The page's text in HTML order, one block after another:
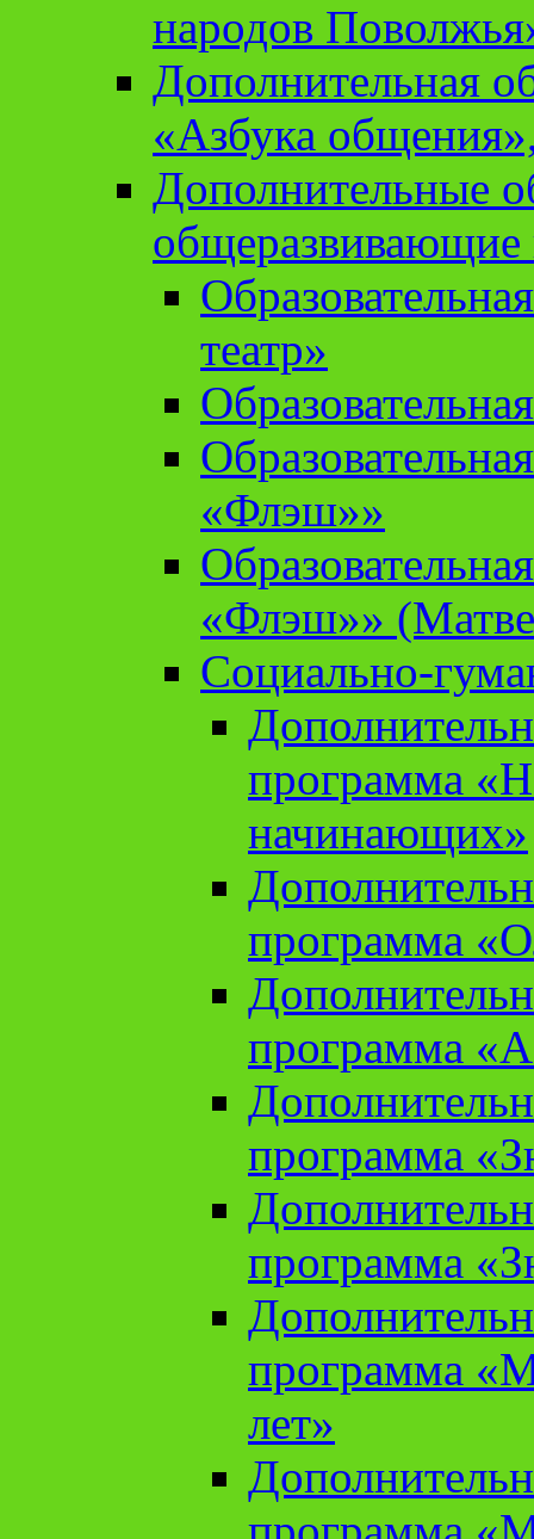
народов
Дополнительная
«Азбука
Дополнительные
театр»
«Флэш»»
«Флэш»»
Социально-
программа
начинающих»
программа
программа
программа
программа
программа
лет»